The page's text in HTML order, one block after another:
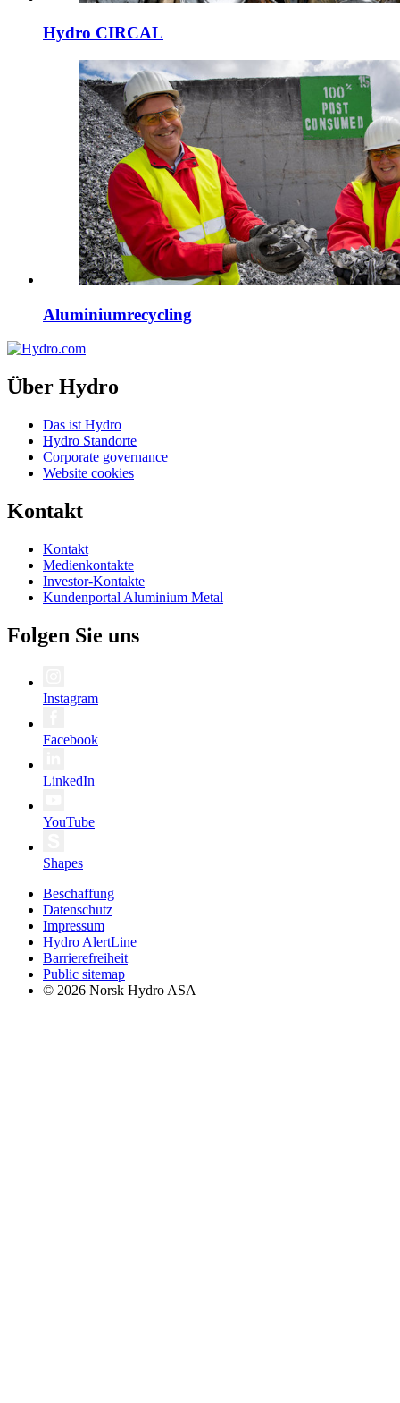
Hydro CIRCAL
Aluminiumrecycling
Über Hydro
Das ist Hydro
Hydro Standorte
Corporate governance
Website cookies
Kontakt
Kontakt
Medienkontakte
Investor-Kontakte
Kundenportal Aluminium Metal
Folgen Sie uns
Instagram
Facebook
LinkedIn
YouTube
Shapes
Beschaffung
Datenschutz
Impressum
Hydro AlertLine
Barrierefreiheit
Public sitemap
© 2026 Norsk Hydro ASA